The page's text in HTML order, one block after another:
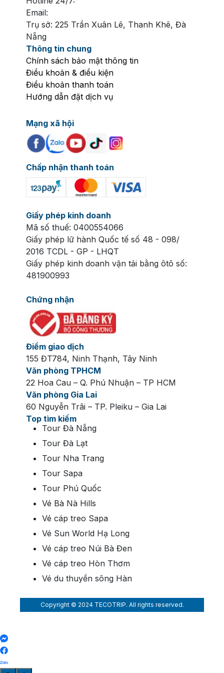
Từ
thứ
đến
thứ
210.000
VNĐ
160.000
VNĐ
Thứ
chủ
ngày
270.000
VNĐ
210.000
***Lưu ý:
Trẻ em dưới 80cm được miễn phí hoàn toàn
vé vào cổng.
Vé Thủy cung Times City bao gồm quyền tham
quan trọn gói các phân khu tại Thủy cung
diễn và tương tác với sinh vật.
Vé Khu vui chơi VinKE bao gồm quyền tham
quan và trải nghiệm không giới hạn các mô
hình hướng nghiệp (lính cứu hỏa, bác sĩ, đầu
bếp...) và khu thế giới game hiện đại trong
nhà.
Giá vé không bao gồm đồ ăn, thức uống và
các dịch vụ cá nhân khác.
Bảng giá vé Combo VinKE và Thủy cung Vinpearl
Aquarium
Loại vé
Combo Thủy Cung/VinKE
Khách hàng có
chiều cao
>140cm
Từ thứ 2
đến thứ 6
320.000 VNĐ
Thứ 7,
chủ nhật,
380.000 VNĐ
Bên cạnh đó, Vinpearl Aquarium còn có các show
diễn đặc sắc không nên bỏ lỡ như:
Show Nàng tiên cá: Những màn vũ đạo dưới
nước đầy mê hoặc.
Tiết mục cho cá mập ăn: Cảm giác kịch tính
khi tận mắt chứng kiến các thợ lặn chăm sóc
những "sát thủ đại dương".
Email:
Trụ sở: 225 Trần Xuân Lê, Thanh Khê, Đà
Nẵng
Thông tin chung
Chính sách bảo mật thông tin
Điều khoản & điều kiện
Điều khoản thanh toán
Hướng dẫn đặt dịch vụ
Mạng xã hội
Chấp nhận thanh toán
Giấy phép kinh doanh
Mã số thuế: 0400554066
Giấy phép lữ hành Quốc tế số 48 - 098/
2016 TCDL - GP - LHQT
Giấy phép kinh doanh vận tải bằng ôtô số:
481900993
Chứng nhận
Điểm giao dịch
155 ĐT784, Ninh Thạnh, Tây Ninh
Văn phòng TPHCM
22 Hoa Cau – Q. Phú Nhuận – TP HCM
Văn phòng Gia Lai
60 Nguyễn Trãi – TP. Pleiku – Gia Lai
Top tìm kiếm
Tour Đà Nẵng
Tour Đà Lạt
Tour Nha Trang
Tour Sapa
Tour Phú Quốc
Vé Bà Nà Hills
Vé cáp treo Sapa
Vé Sun World Hạ Long
Vé cáp treo Núi Bà Đen
Vé cáp treo Hòn Thơm
Vé du thuyền sông Hàn
Copyright © 2024 TECOTRIP. All rights reserved.